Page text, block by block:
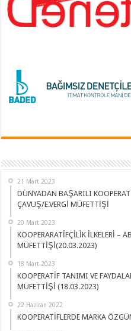
21 Mart 2023
DÜNYADAN BAŞARILI
ÇAVUŞ/E.VERGİ MÜFETTİŞİ
20 Mart 2023
KOOPERARATİFÇİLİK İLKELERİ –
MÜFETTİŞİ(20.03.2023)
18 Mart 2023
KOOPERATİF TANIMI VE
MÜFETTİŞİ (18.03.2023)
22 Haziran 2022
KOOPERATİFLERDE MARKA